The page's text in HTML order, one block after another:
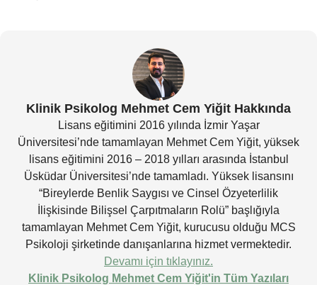
Klinik Psikolog Mehmet Cem Yiğit Hakkında
Lisans eğitimini 2016 yılında İzmir Yaşar
Üniversitesi’nde tamamlayan Mehmet Cem Yiğit, yüksek
lisans eğitimini 2016 – 2018 yılları arasında İstanbul
Üsküdar Üniversitesi’nde tamamladı. Yüksek lisansını
“Bireylerde Benlik Saygısı ve Cinsel Özyeterlilik
İlişkisinde Bilişsel Çarpıtmaların Rolü” başlığıyla
tamamlayan Mehmet Cem Yiğit, kurucusu olduğu MCS
Psikoloji şirketinde danışanlarına hizmet vermektedir.
Devamı için tıklayınız.
Klinik Psikolog Mehmet Cem Yiğit'in Tüm Yazıları